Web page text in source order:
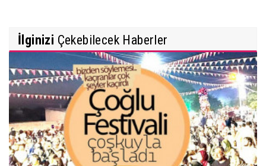
İlginizi Çekebilecek Haberler